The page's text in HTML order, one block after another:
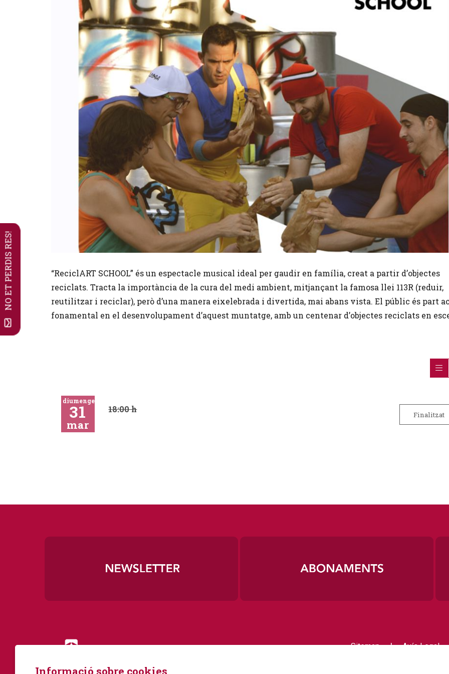
NO ET PERDIS RES!
“ReciclART SCHOOL” és un espectacle musical ideal per gaudir en família, creat a partir d’objectes
reciclats. Tracta la importància de la cura del medi ambient, mitjançant la famosa llei 113R (reduir,
reutilitzar i reciclar), però d’una manera eixelebrada i divertida, mai abans vista. El públic és part
fonamental en el desenvolupament d’aquest muntatge, amb un centenar d’objectes reciclats en
diumenge
31
mar
18:00 h
Finalitzat
Sitemap | Avís Legal
Informació sobre cookies